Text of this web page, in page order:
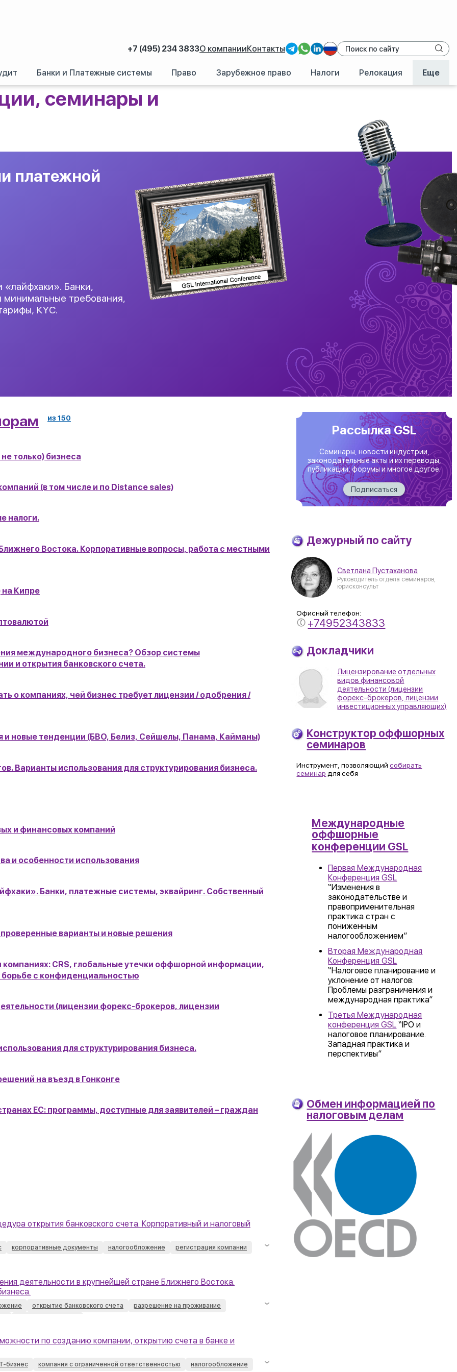
+7 (495) 234 3833О компанииКонтакты
Банки и Платежные системы Право Зарубежное право Налоги Релокация Еще
семинары и
платежной
Банки,
требования,
КYС.
из 150
только) бизнеса
(в том числе и по Distance sales)
налоги.
Востока. Корпоративные вопросы, работа с местными
Кипре
международного бизнеса? Обзор системы
и открытия банковского счета.
о компаниях, чей бизнес требует лицензии / одобрения /
новые тенденции (БВО, Белиз, Сейшелы, Панама, Кайманы)
Варианты использования для структурирования бизнеса.
и финансовых компаний
и особенности использования
Банки, платежные системы, эквайринг. Собственный
варианты и новые решения
CRS, глобальные утечки оффшорной информации,
с конфиденциальностью
(лицензии форекс-брокеров, лицензии
для структурирования бизнеса.
на въезд в Гонконге
ЕС: программы, доступные для заявителей – граждан
открытия банковского счета. Корпоративный и налоговый
корпоративные документы налогообложение
регистрация компании
деятельности в крупнейшей стране Ближнего Востока.
открытие банковского счета
разрешение на проживание
по созданию компании, открытию счета в банке и
бизнес компания с ограниченной ответственностью налогообложение
Рассылка GSL
Семинары, новости индустрии,
законодательные акты и их переводы,
публикации, форумы и многое другое.
Подписаться
Дежурный по сайту
Светлана Пустаханова
Руководитель отдела семинаров,
юрисконсульт
Офисный телефон:
+74952343833
Докладчики
Лицензирование отдельных
видов финансовой
деятельности (лицензии
форекс-брокеров, лицензии
инвестиционных управляющих)
Конструктор оффшорных
семинаров
Инструмент, позволяющийсобирать
семинар для себя
Международные
оффшорные
конференции GSL
Первая Международная
Конференция GSL
“Изменения в
законодательстве и
правоприменительная
практика стран с
пониженным
налогообложением”
Вторая Международная
Конференция GSL
“Налоговое планирование и
уклонение от налогов:
Проблемы разграничения и
международная практика”
Третья Международная
конференция GSL “IPO и
налоговое планирование.
Западная практика и
перспективы”
Обмен информацией по
налоговым делам